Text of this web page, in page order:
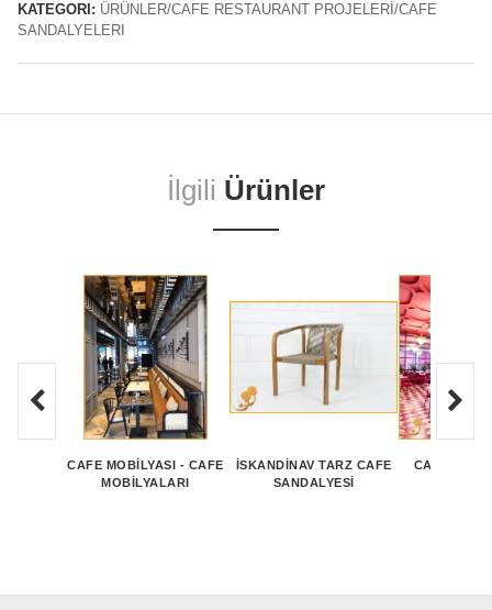
KATEGORI: ÜRÜNLER/CAFE RESTAURANT PROJELERİ/CAFE
SANDALYELERI
İlgili Ürünler
CAFE MOBİLYASI - CAFE
MOBİLYALARI
İSKANDINAV TARZ CAFE
SANDALYESI
CAFE